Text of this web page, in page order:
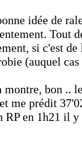
idée de
Tout
si c'est
(auquel
montre, bon ..
me prédit
RP en 1h21 il